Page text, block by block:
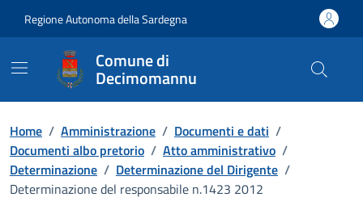
Regione Autonoma della Sardegna
Comune di
Decimomannu
Home / Amministrazione / Documenti e dati /
Documenti albo pretorio / Atto amministrativo /
Determinazione / Determinazione del Dirigente /
Determinazione del responsabile n.1423 2012